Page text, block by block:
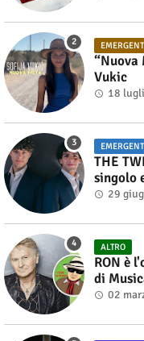
“Nuova
Vukic
18
THE
singolo
29
ALTRO
RON è
di
Alberto
02